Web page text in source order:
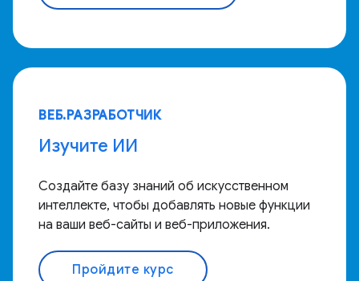
ВЕБ.РАЗРАБОТЧИК
Изучите ИИ
Создайте базу знаний об искусственном
интеллекте, чтобы добавлять новые функции
на ваши веб-сайты и веб-приложения.
Пройдите курс